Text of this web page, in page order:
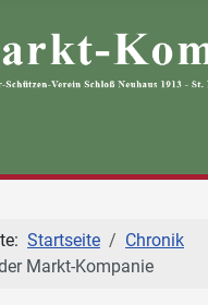
Startseite
Chronik
Markt-Kompanie